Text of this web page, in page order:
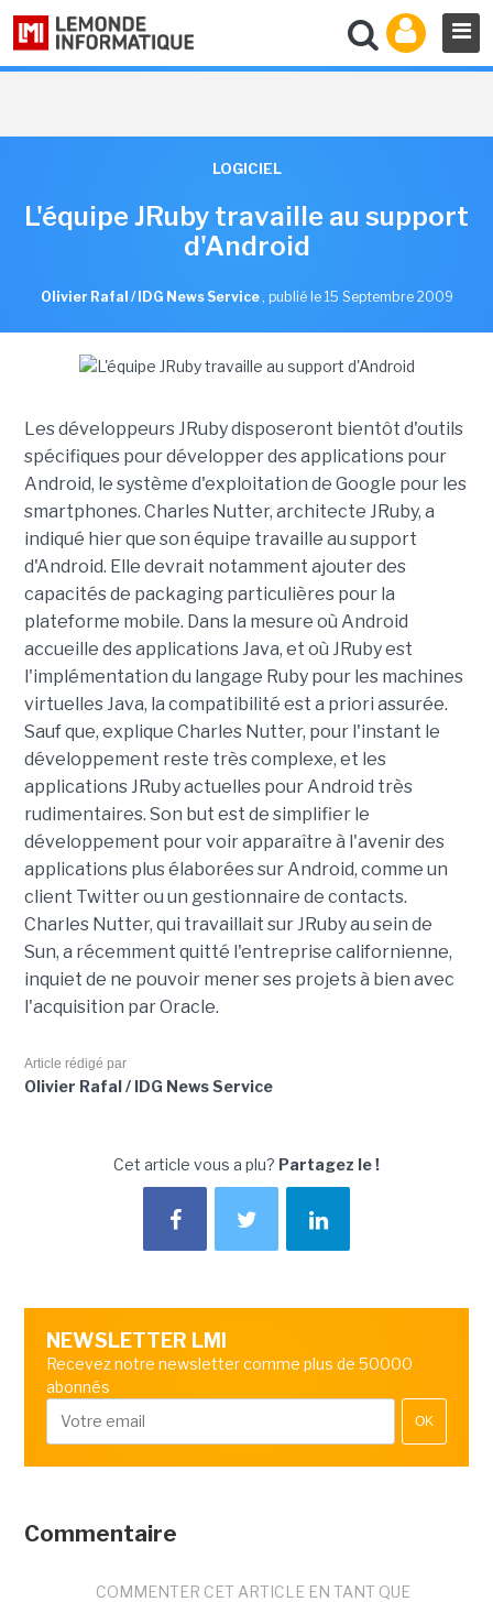
LOGICIEL
L'équipe JRuby travaille au support
d'Android
Olivier Rafal / IDG News Service , publié le 15 Septembre 2009
Les développeurs JRuby disposeront bientôt d'outils
spécifiques pour développer des applications pour
Android, le système d'exploitation de Google pour les
smartphones. Charles Nutter, architecte JRuby, a
indiqué hier que son équipe travaille au support
d'Android. Elle devrait notamment ajouter des
capacités de packaging particulières pour la
plateforme mobile. Dans la mesure où Android
accueille des applications Java, et où JRuby est
l'implémentation du langage Ruby pour les machines
virtuelles Java, la compatibilité est a priori assurée.
Sauf que, explique Charles Nutter, pour l'instant le
développement reste très complexe, et les
applications JRuby actuelles pour Android très
rudimentaires. Son but est de simplifier le
développement pour voir apparaître à l'avenir des
applications plus élaborées sur Android, comme un
client Twitter ou un gestionnaire de contacts.
Charles Nutter, qui travaillait sur JRuby au sein de
Sun, a récemment quitté l'entreprise californienne,
inquiet de ne pouvoir mener ses projets à bien avec
l'acquisition par Oracle.
Article rédigé par
Olivier Rafal / IDG News Service
Cet article vous a plu? Partagez le !
NEWSLETTER LMI
Recevez notre newsletter comme plus de 50000
abonnés
OK
Commentaire
COMMENTER CET ARTICLE EN TANT QUE